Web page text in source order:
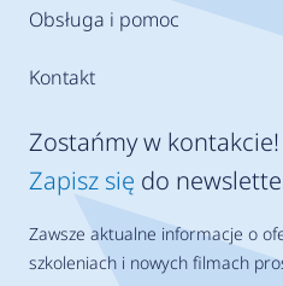
Obsługa i pomoc
Kontakt
Zostańmy w kontakcie!
Zapisz się do
Zawsze aktualne informacje o
szkoleniach i nowych filmach